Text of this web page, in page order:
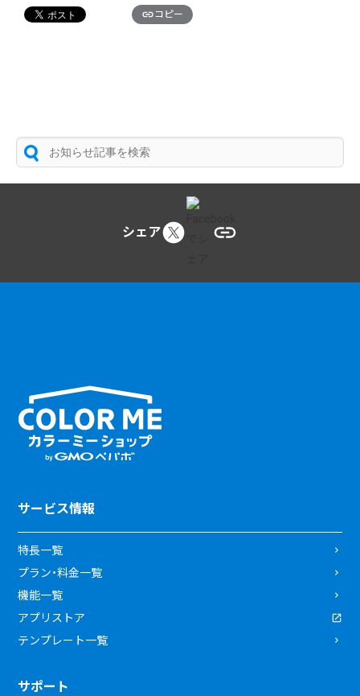
コピー
シェア
サービス情報
特長一覧
プラン・料金一覧
機能一覧
アプリストア
テンプレート一覧
サポート